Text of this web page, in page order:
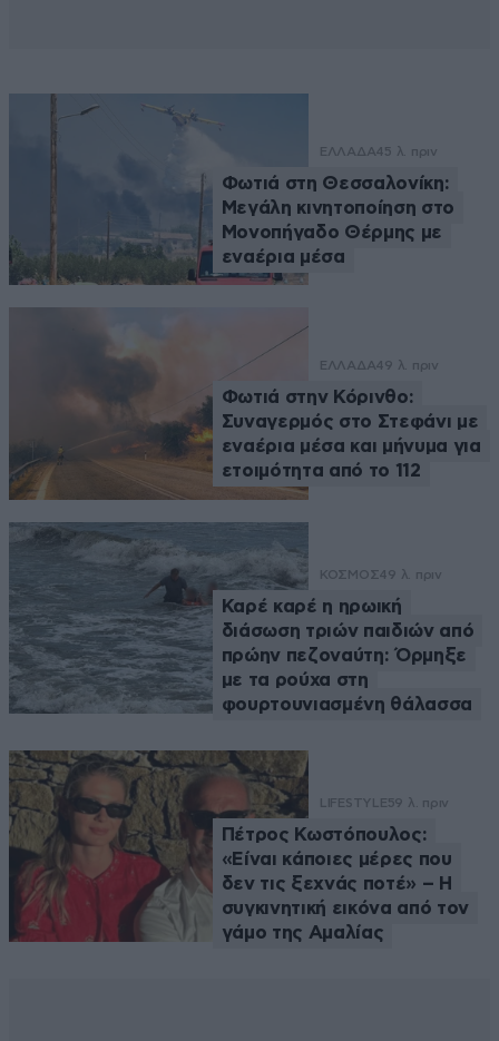
ΕΛΛΑΔΑ45 λ. πριν
Φωτιά στη Θεσσαλονίκη:
Μεγάλη κινητοποίηση στο
Μονοπήγαδο Θέρμης με
εναέρια μέσα
ΕΛΛΑΔΑ49 λ. πριν
Φωτιά στην Κόρινθο:
Συναγερμός στο Στεφάνι με
εναέρια μέσα και μήνυμα για
ετοιμότητα από το 112
ΚΟΣΜΟΣ49 λ. πριν
Καρέ καρέ η ηρωική
διάσωση τριών παιδιών από
πρώην πεζοναύτη: Όρμηξε
με τα ρούχα στη
φουρτουνιασμένη θάλασσα
LIFESTYLE59 λ. πριν
Πέτρος Κωστόπουλος:
«Είναι κάποιες μέρες που
δεν τις ξεχνάς ποτέ» – Η
συγκινητική εικόνα από τον
γάμο της Αμαλίας